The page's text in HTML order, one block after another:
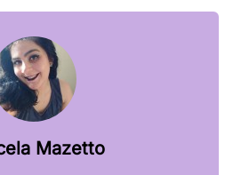
Mazetto